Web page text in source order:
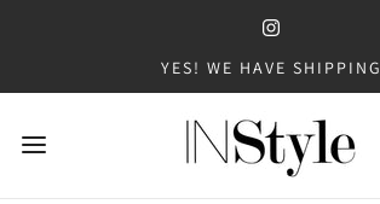
YES! WE HAVE SHIPPING